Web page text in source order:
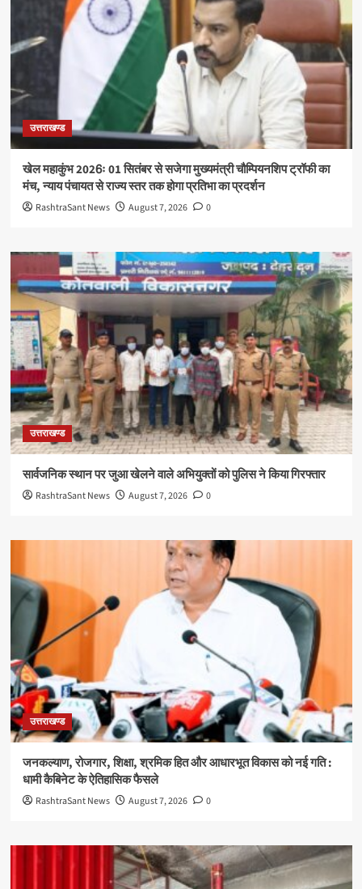
उत्तराखण्ड
खेल महाकुंभ 2026ः 01 सितंबर से सजेगा मुख्यमंत्री चौम्पियनशिप ट्रॉफी का
मंच, न्याय पंचायत से राज्य स्तर तक होगा प्रतिभा का प्रदर्शन
RashtraSant News August 7, 2026 0
उत्तराखण्ड
सार्वजनिक स्थान पर जुआ खेलने वाले अभियुक्तों को पुलिस ने किया गिरफ्तार
RashtraSant News August 7, 2026 0
उत्तराखण्ड
जनकल्याण, रोजगार, शिक्षा, श्रमिक हित और आधारभूत विकास को नई गति :
धामी कैबिनेट के ऐतिहासिक फैसले
RashtraSant News August 7, 2026 0